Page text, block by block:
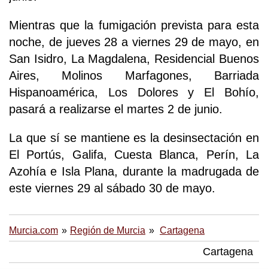
Mientras que la fumigación prevista para esta
noche, de jueves 28 a viernes 29 de mayo, en
San Isidro, La Magdalena, Residencial Buenos
Aires, Molinos Marfagones, Barriada
Hispanoamérica, Los Dolores y El Bohío,
pasará a realizarse el martes 2 de junio.
La que sí se mantiene es la desinsectación en
El Portús, Galifa, Cuesta Blanca, Perín, La
Azohía e Isla Plana, durante la madrugada de
este viernes 29 al sábado 30 de mayo.
Murcia.com Región de Murcia Cartagena
Cartagena